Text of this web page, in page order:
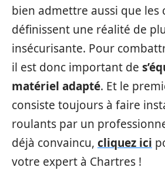
bien admettre aussi que les
définissent une réalité de
insécurisante. Pour
il est donc important de
matériel adapté. Et le
consiste toujours à faire
roulants par un
déjà convaincu, cliquez ici
votre expert à Chartres !